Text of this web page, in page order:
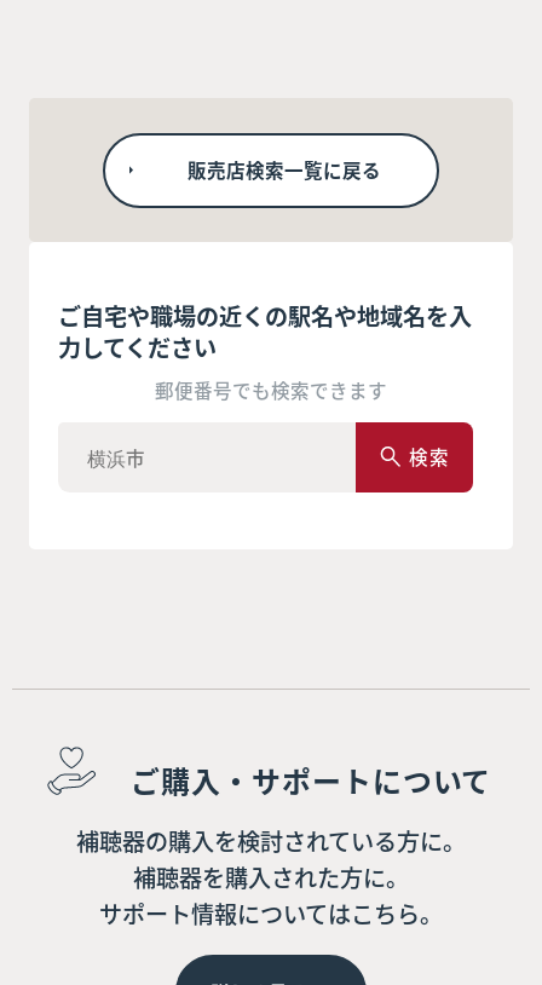
販売店検索一覧に戻る
ご自宅や職場の近くの駅名や地域名を入
力してください
郵便番号でも検索できます
検索
ご購入・サポートについて
補聴器の購入を検討されている方に。
補聴器を購入された方に。
サポート情報についてはこちら。